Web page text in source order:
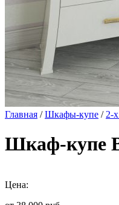
Главная /Шкафы-купе / 2-
Шкаф-купе
Цена: